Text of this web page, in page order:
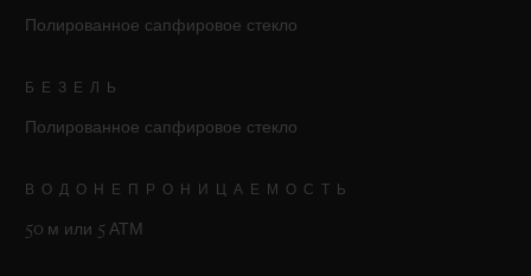
Полированное сапфировое стекло
БЕЗЕЛЬ
Полированное сапфировое стекло
ВОДОНЕПРОНИЦАЕМОСТЬ
50 м или 5 АТМ